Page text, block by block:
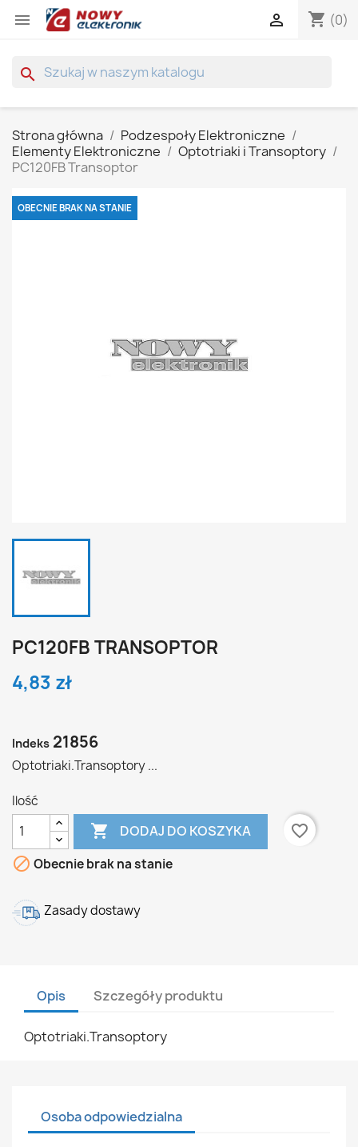
 shopping_cart (0)

search
Strona główna
Podzespoły Elektroniczne
Elementy Elektroniczne
Optotriaki i Transoptory
PC120FB Transoptor
OBECNIE BRAK NA STANIE
PC120FB TRANSOPTOR
4,83 zł
Indeks 21856
Optotriaki.Transoptory ...
Ilość
 DODAJ DO KOSZYKA
favorite_border
 Obecnie brak na stanie
Zasady dostawy
Opis Szczegóły produktu
Optotriaki.Transoptory
Osoba odpowiedzialna